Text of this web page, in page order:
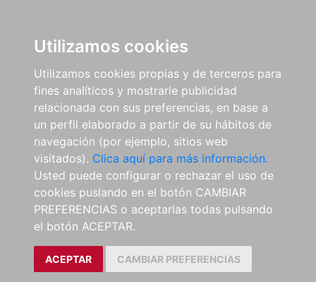
Utilizamos cookies
Utilizamos cookies propias y de terceros para
fines analíticos y mostrarle publicidad
relacionada con sus preferencias, en base a
un perfil elaborado a partir de su hábitos de
navegación (por ejemplo, sitios web
visitados). Clica aquí para más información.
Usted puede configurar o rechazar el uso de
cookies puslando en el botón CAMBIAR
PREFERENCIAS o aceptarlas todas pulsando
el botón ACEPTAR.
ACEPTAR CAMBIAR PREFERENCIAS